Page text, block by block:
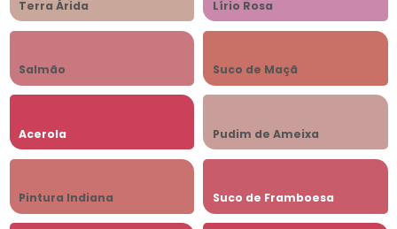
Terra Árida Lírio Rosa
Salmão Suco de Maçã
Acerola Pudim de Ameixa
Pintura Indiana Suco de Framboesa